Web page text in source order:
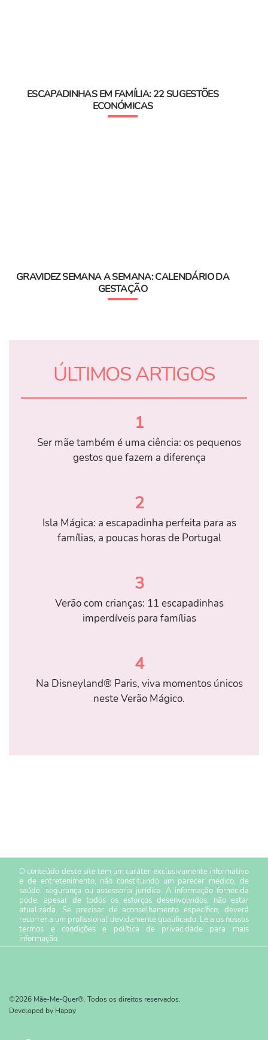
ESCAPADINHAS EM FAMÍLIA: 22 SUGESTÕES
ECONÓMICAS
GRAVIDEZ SEMANA A SEMANA: CALENDÁRIO DA
GESTAÇÃO
ÚLTIMOS ARTIGOS
1
Ser mãe também é uma ciência: os pequenos
gestos que fazem a diferença
2
Isla Mágica: a escapadinha perfeita para as
famílias, a poucas horas de Portugal
3
Verão com crianças: 11 escapadinhas
imperdíveis para famílias
4
Na Disneyland® Paris, viva momentos únicos
neste Verão Mágico.
O conteúdo deste site tem um caráter exclusivamente informativo
e de entretenimento, não constituindo um parecer médico, de
saúde, segurança ou assessoria jurídica. A informação fornecida
pode, apesar de todos os esforços desenvolvidos, não estar
atualizada. Se precisar de aconselhamento específico, deverá
recorrer a um profissional devidamente qualificado. Leia os nossos
termos e condiçõese política de privacidade para mais
informação.
©2026 Mãe-Me-Quer®. Todos os direitos reservados.
Developed by Happy